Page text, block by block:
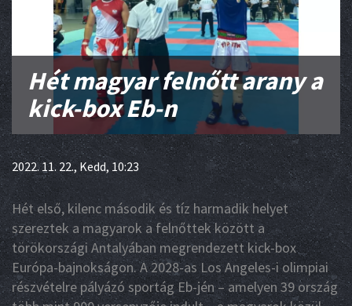
Hét magyar felnőtt arany a
kick-box Eb-n
2022. 11. 22., Kedd, 10:23
Hét első, kilenc második és tíz harmadik helyet
szereztek a magyarok a felnőttek között a
törökországi Antalyában megrendezett kick-box
Európa-bajnokságon. A 2028-as Los Angeles-i olimpiai
részvételre pályázó sportág Eb-jén – amelyen 39 ország